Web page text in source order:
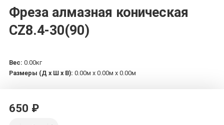
Фреза алмазная коническая
CZ8.4-30(90)
Вес: 0.00кг
Размеры (Д х Ш х В): 0.00м x 0.00м x 0.00м
650 ₽